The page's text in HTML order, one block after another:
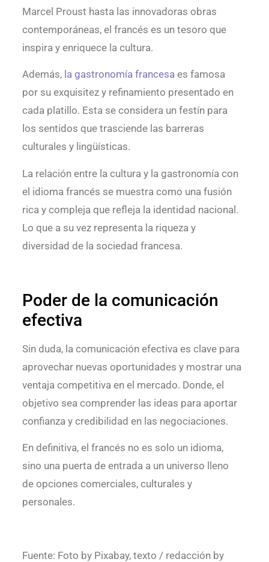
Marcel Proust hasta las innovadoras obras
contemporáneas, el francés es un tesoro que
inspira y enriquece la cultura.
Además, la gastronomía francesaes famosa
por su exquisitez y refinamiento presentado en
cada platillo. Esta se considera un festín para
los sentidos que trasciende las barreras
culturales y lingüísticas.
La relación entre la cultura y la gastronomía con
el idioma francés se muestra como una fusión
rica y compleja que refleja la identidad nacional.
Lo que a su vez representa la riqueza y
diversidad de la sociedad francesa.
Poder de la comunicación
efectiva
Sin duda, la comunicación efectiva es clave para
aprovechar nuevas oportunidades y mostrar una
ventaja competitiva en el mercado. Donde, el
objetivo sea comprender las ideas para aportar
confianza y credibilidad en las negociaciones.
En definitiva, el francés no es solo un idioma,
sino una puerta de entrada a un universo lleno
de opciones comerciales, culturales y
personales.
Fuente: Foto by Pixabay, texto / redacción by